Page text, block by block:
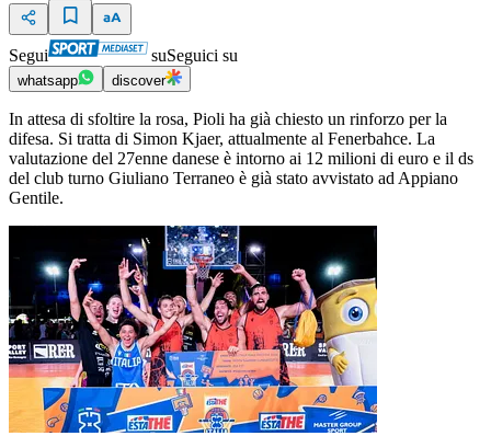
Segui suSeguici su
whatsapp discover
In attesa di sfoltire la rosa, Pioli ha già chiesto un rinforzo per la
difesa. Si tratta di Simon Kjaer, attualmente al Fenerbahce. La
valutazione del 27enne danese è intorno ai 12 milioni di euro e il ds
del club turno Giuliano Terraneo è già stato avvistato ad Appiano
Gentile.